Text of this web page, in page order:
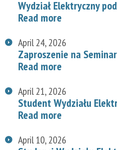
Wydział Elektryczny
Read more
April 24, 2026
Zaproszenie na
Read more
April 21, 2026
Student Wydziału
Read more
April 10, 2026